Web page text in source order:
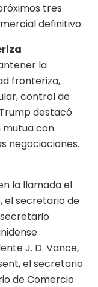
tres
definitivo.
la
fronteriza,
control de
destacó
mutua con
negociaciones.
la llamada el
el secretario de
J. D. Vance,
el secretario
de Comercio